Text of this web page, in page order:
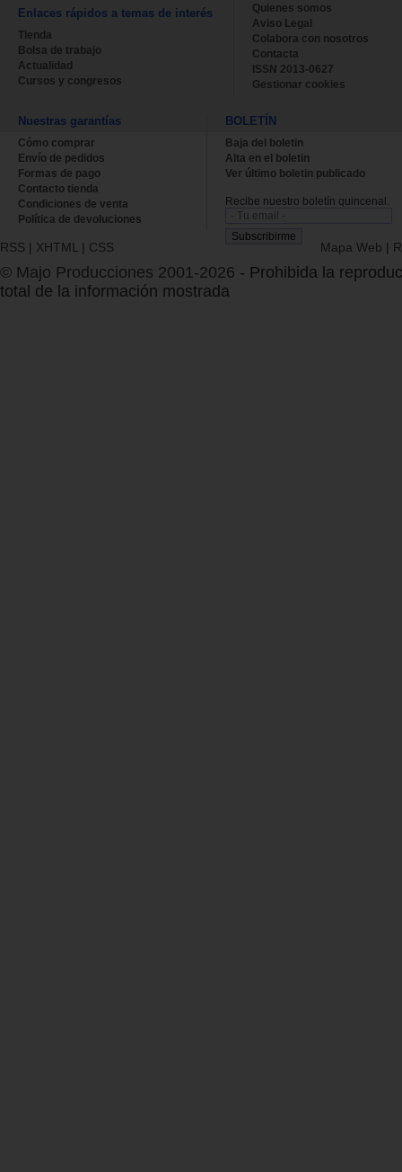
Enlaces rápidos a temas de interés
Tienda
Bolsa de trabajo
Actualidad
Cursos y congresos
Quienes somos
Aviso Legal
Colabora con nosotros
Contacta
ISSN 2013-0627
Gestionar cookies
Nuestras garantías
Cómo comprar
Envío de pedidos
Formas de pago
Contacto tienda
Condiciones de venta
Política de devoluciones
BOLETÍN
Baja del boletin
Alta en el boletin
Ver último boletin publicado
Recibe nuestro boletín quincenal.
RSS | XHTML | CSS Mapa Web |
© Majo Producciones 2001-2026 - Prohibida la
total de la información mostrada